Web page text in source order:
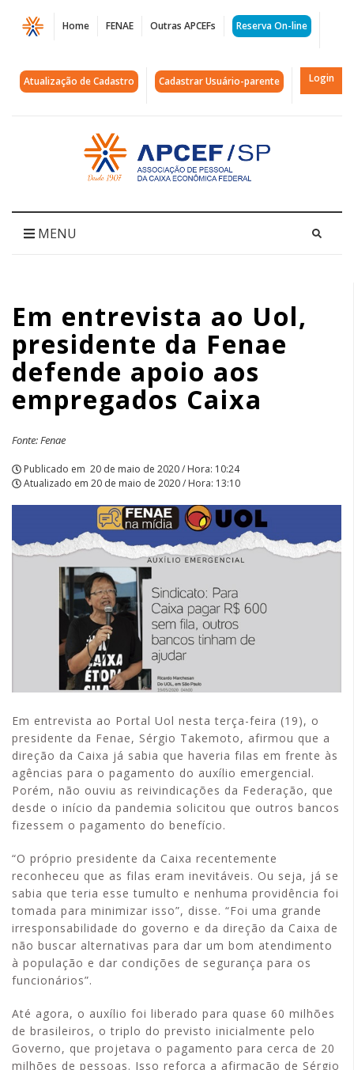
Página
Em
entrevista
presidente
Fenae
aos
empregados
Caixa
|
APCEF/SP
Home FENAE Outras APCEFs Reserva On-line
Atualização de Cadastro Cadastrar Usuário-parente Login
Acessar
página
inicial
MENU
Em entrevista ao Uol,
presidente da Fenae
defende apoio aos
empregados Caixa
Fonte: Fenae
Publicado em 20 de maio de 2020 / Hora: 10:24
Atualizado em 20 de maio de 2020 / Hora: 13:10
Em entrevista ao Portal Uol nesta terça-feira (19), o
presidente da Fenae, Sérgio Takemoto, afirmou que a
direção da Caixa já sabia que haveria filas em frente às
agências para o pagamento do auxílio emergencial.
Porém, não ouviu as reivindicações da Federação, que
desde o início da pandemia solicitou que outros bancos
fizessem o pagamento do benefício.
“O próprio presidente da Caixa recentemente
reconheceu que as filas eram inevitáveis. Ou seja, já se
sabia que teria esse tumulto e nenhuma providência foi
tomada para minimizar isso”, disse. “Foi uma grande
irresponsabilidade do governo e da direção da Caixa de
não buscar alternativas para dar um bom atendimento
à população e dar condições de segurança para os
funcionários”.
Até agora, o auxílio foi liberado para quase 60 milhões
de brasileiros, o triplo do previsto inicialmente pelo
Governo, que projetava o pagamento para cerca de 20
milhões de pessoas. Isso reforça a afirmação de Sérgio